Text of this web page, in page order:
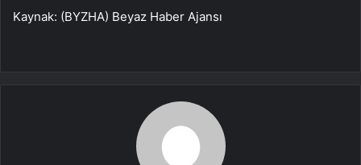
Kaynak: (BYZHA) Beyaz Haber Ajansı